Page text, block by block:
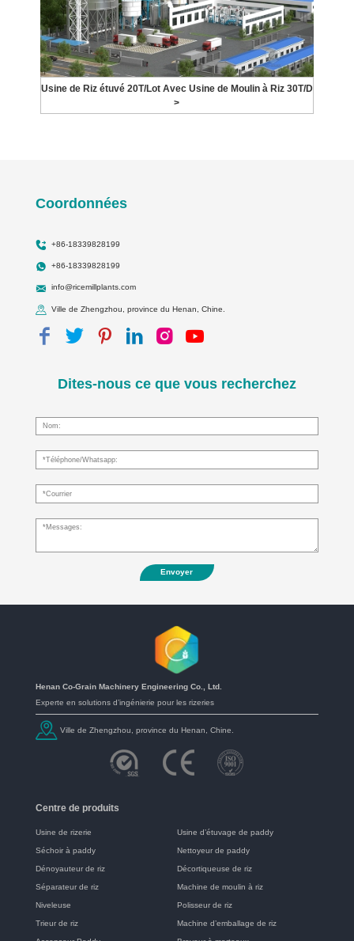
Usine de Riz étuvé 20T/Lot Avec Usine de Moulin à Riz 30T/D
>
Coordonnées
+86-18339828199
+86-18339828199
info@ricemillplants.com
Ville de Zhengzhou, province du Henan, Chine.
Dites-nous ce que vous recherchez
Envoyer
Henan Co-Grain Machinery Engineering Co., Ltd.
Experte en solutions d’ingénierie pour les rizeries
Ville de Zhengzhou, province du Henan, Chine.
Centre de produits
Usine de rizerie Usine d’étuvage de paddy
Séchoir à paddy Nettoyeur de paddy
Dénoyauteur de riz Décortiqueuse de riz
Séparateur de riz Machine de moulin à riz
Niveleuse Polisseur de riz
Trieur de riz Machine d’emballage de riz